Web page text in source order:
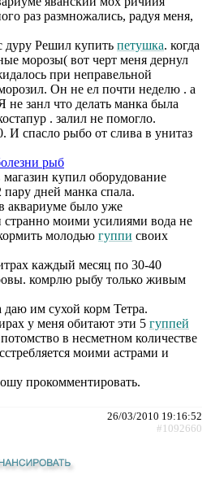
раз размножались, радуя меня,
дуру Решил купить петушка. когда
морозы( вот черт меня дернул
при неправельной
Он не ел почти неделю . а
занл что делать манка была
. залил не помогло.
И спасло рыбо от слива в унитаз
рыб
купил оборудование
дней манка спала.
аквариуме было уже
странно моими усилиями вода не
молодью гуппи своих
каждый месяц по 30-40
комрлю рыбу только живым
им сухой корм Тетра.
у меня обитают эти 5 гуппей
в несметном количестве
моими астрами и
прокомментировать.
26/03/2010 19:16:52
#1092660